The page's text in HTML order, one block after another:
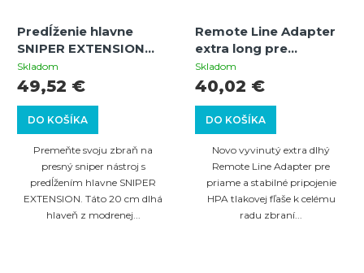
Predĺženie hlavne
SNIPER EXTENSION
pre Umarex T4E cal.50
GEN1 GEN2 – závit 15x1,
dĺžka 20 cm
Skladom
DO KOŠÍKA
49,52 €
Premeňte svoju zbraň na
presný sniper nástroj s
predĺžením hlavne SNIPER
EXTENSION. Táto 20 cm dlhá
hlaveň z modrenej...
Remote Line Adapter
extra long pre
pripojenie HPA fľaše |
+8J výkon | UMAREX
T4E HDR50 / HDP50 /
HDS68 / HDX68 /
HDB68 / HDR68
Skladom
DO KOŠÍKA
40,02 €
Novo vyvinutý extra dlhý
Remote Line Adapter pre
priame a stabilné pripojenie
HPA tlakovej fľaše k celému
radu zbraní...